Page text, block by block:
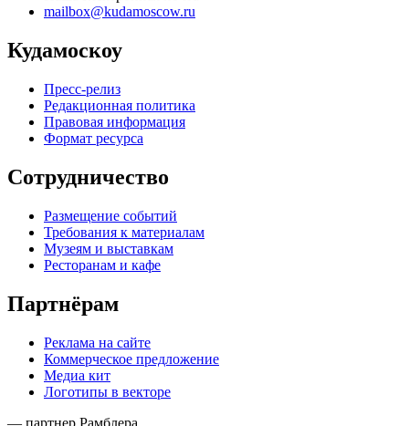
mailbox@kudamoscow.ru
Кудамоскоу
Пресс-релиз
Редакционная политика
Правовая информация
Формат ресурса
Сотрудничество
Размещение событий
Требования к материалам
Музеям и выставкам
Ресторанам и кафе
Партнёрам
Реклама на сайте
Коммерческое предложение
Медиа кит
Логотипы в векторе
— партнер Рамблера